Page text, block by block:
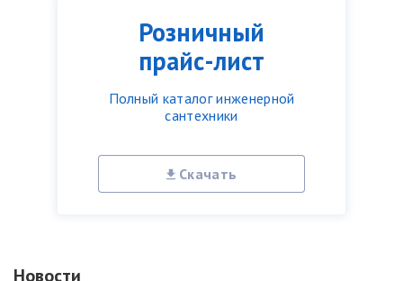
Розничный
прайс-лист
Полный каталог инженерной
сантехники
Скачать
Новости